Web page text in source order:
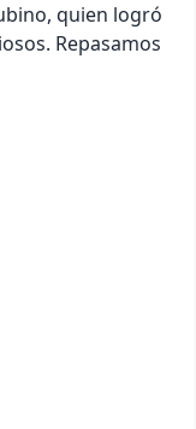
quien logró
Repasamos